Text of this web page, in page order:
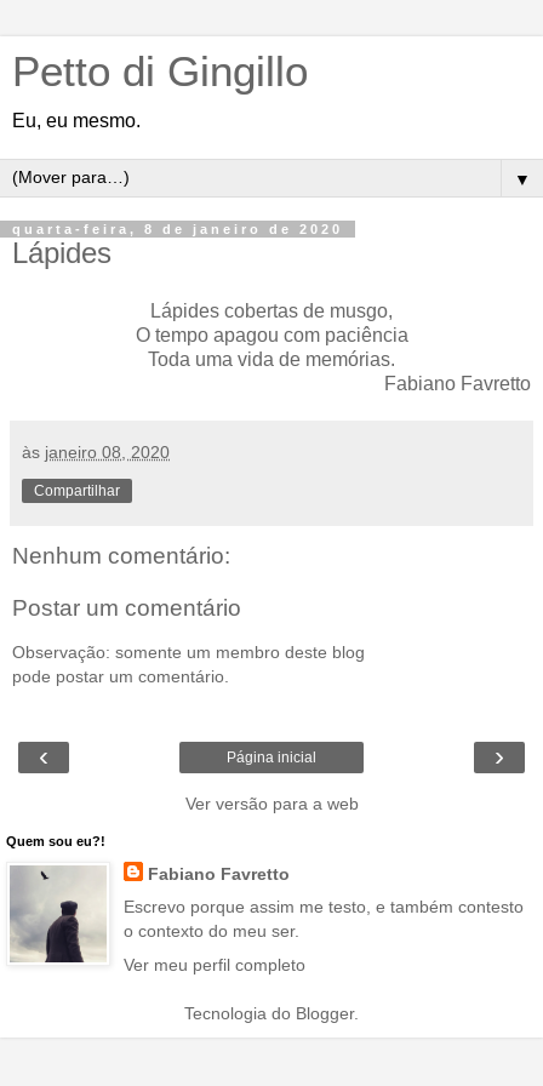
Petto di Gingillo
Eu, eu mesmo.
▼
quarta-feira, 8 de janeiro de 2020
Lápides
Lápides cobertas de musgo,
O tempo apagou com paciência
Toda uma vida de memórias.
Fabiano Favretto
às janeiro 08, 2020
Compartilhar
Nenhum comentário:
Postar um comentário
Observação: somente um membro deste blog
pode postar um comentário.
‹ ›
Página inicial
Ver versão para a web
Quem sou eu?!
Fabiano Favretto
Escrevo porque assim me testo, e também contesto
o contexto do meu ser.
Ver meu perfil completo
Tecnologia do Blogger.